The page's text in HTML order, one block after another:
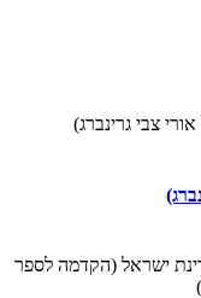
צבי גרינברג)
ישראל (הקדמה לספר